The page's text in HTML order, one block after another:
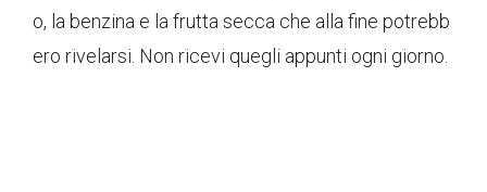
o, la benzina e la frutta secca che alla fine potrebb
ero rivelarsi. Non ricevi quegli appunti ogni giorno.